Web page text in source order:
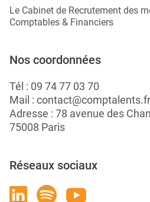
Le Cabinet de Recrutement des
Comptables & Financiers
Nos coordonnées
Tél : 09 74 77 03 70
Mail : contact@comptalents.fr
Adresse : 78 avenue des
75008 Paris
Réseaux sociaux